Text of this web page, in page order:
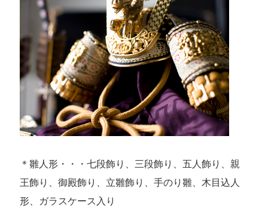
＊雛人形・・・七段飾り、三段飾り、五人飾り、親
王飾り、御殿飾り、立雛飾り、手のり雛、木目込人
形、ガラスケース入り